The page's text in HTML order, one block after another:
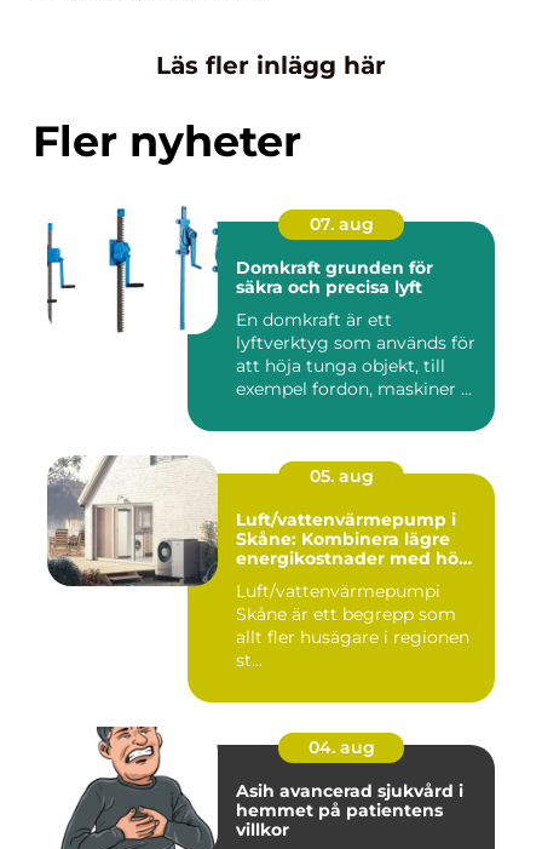
Läs fler inlägg här
Fler nyheter
07. aug
Domkraft grunden för
säkra och precisa lyft
En domkraft är ett
lyftverktyg som används för
att höja tunga objekt, till
exempel fordon, maskiner ...
05. aug
Luft/vattenvärmepump i
Skåne: Kombinera lägre
energikostnader med hög
Luft/vattenvärmepumpi
Skåne är ett begrepp som
allt fler husägare i regionen
st...
04. aug
Asih avancerad sjukvård i
hemmet på patientens
villkor